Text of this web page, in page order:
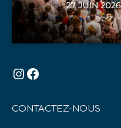
Instagram
Facebook
CONTACTEZ-NOUS